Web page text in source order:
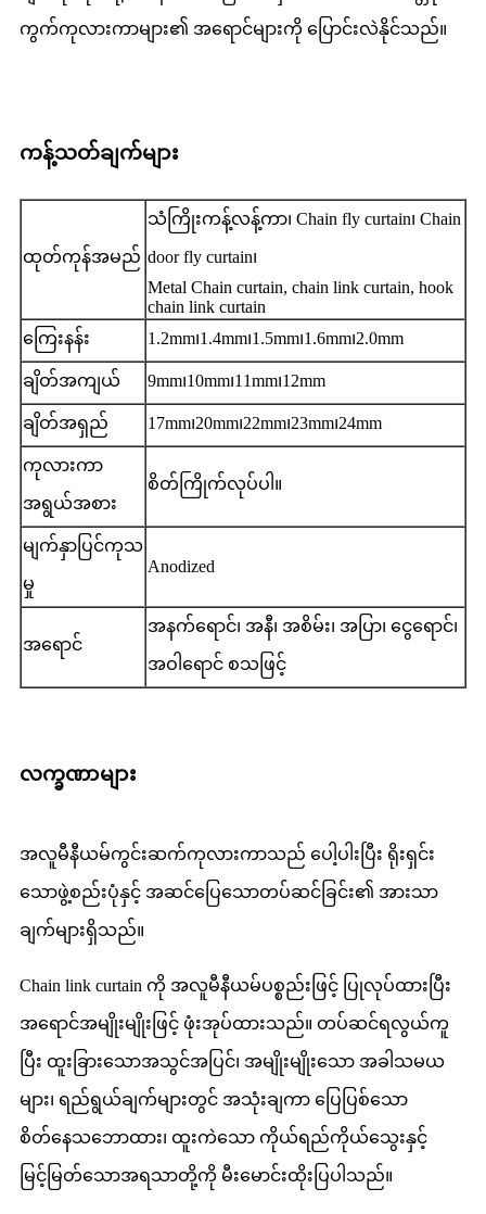
ကွက်ကုလားကာများ၏ အရောင်များကို ပြောင်းလဲနိုင်သည်။
ကန့်သတ်ချက်များ
ထုတ်ကုန်အမည်
သံကြိုးကန့်လန့်ကာ၊ Chain fly curtain၊ Chain
door fly curtain၊
Metal Chain curtain, chain link curtain, hook
chain link curtain
ကြေးနန်း
1.2mm၊1.4mm၊1.5mm၊1.6mm၊2.0mm
ချိတ်အကျယ် 9mm၊10mm၊11mm၊12mm
ချိတ်အရှည် 17mm၊20mm၊22mm၊23mm၊24mm
ကုလားကာ
အရွယ်အစား
စိတ်ကြိုက်လုပ်ပါ။
မျက်နှာပြင်ကုသ
မှု
Anodized
အရောင်
အနက်ရောင်၊ အနီ၊ အစိမ်း၊ အပြာ၊ ငွေရောင်၊
အဝါရောင် စသဖြင့်
လက္ခဏာများ
အလူမီနီယမ်ကွင်းဆက်ကုလားကာသည် ပေါ့ပါးပြီး ရိုးရှင်း
သောဖွဲ့စည်းပုံနှင့် အဆင်ပြေသောတပ်ဆင်ခြင်း၏ အားသာ
ချက်များရှိသည်။
Chain link curtain ကို အလူမီနီယမ်ပစ္စည်းဖြင့် ပြုလုပ်ထားပြီး
အရောင်အမျိုးမျိုးဖြင့် ဖုံးအုပ်ထားသည်။ တပ်ဆင်ရလွယ်ကူ
ပြီး ထူးခြားသောအသွင်အပြင်၊ အမျိုးမျိုးသော အခါသမယ
များ၊ ရည်ရွယ်ချက်များတွင် အသုံးချကာ ပြေပြစ်သော
စိတ်နေသဘောထား၊ ထူးကဲသော ကိုယ်ရည်ကိုယ်သွေးနှင့်
မြင့်မြတ်သောအရသာတို့ကို မီးမောင်းထိုးပြပါသည်။